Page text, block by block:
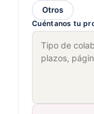
Otros
Cuéntanos tu